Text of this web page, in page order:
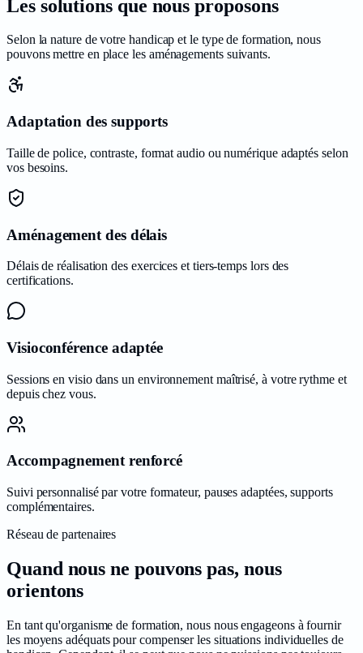
Les solutions que nous proposons
Selon la nature de votre handicap et le type de formation, nous
pouvons mettre en place les aménagements suivants.
Adaptation des supports
Taille de police, contraste, format audio ou numérique adaptés selon
vos besoins.
Aménagement des délais
Délais de réalisation des exercices et tiers-temps lors des
certifications.
Visioconférence adaptée
Sessions en visio dans un environnement maîtrisé, à votre rythme et
depuis chez vous.
Accompagnement renforcé
Suivi personnalisé par votre formateur, pauses adaptées, supports
complémentaires.
Réseau de partenaires
Quand nous ne pouvons pas, nous
orientons
En tant qu'organisme de formation, nous nous engageons à fournir
les moyens adéquats pour compenser les situations individuelles de